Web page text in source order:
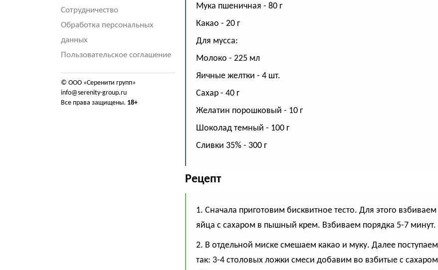
Сотрудничество
Обработка персональных
данных
Пользовательское соглашение
© ООО «Серенити групп»
info@serenity-group.ru
Все права защищены. 18+
Мука пшеничная - 80 г
Какао - 20 г
Для мусса:
Молоко - 225 мл
Яичные желтки - 4 шт.
Сахар - 40 г
Желатин порошковый - 10 г
Шоколад темный - 100 г
Сливки 35% - 300 г
Рецепт
1. Сначала приготовим бисквитное тесто. Для этого взбиваем
яйца с сахаром в пышный крем. Взбиваем порядка 5-7 минут.
2. В отдельной миске смешаем какао и муку. Далее поступаем
так: 3-4 столовых ложки смеси добавим во взбитые с сахаром